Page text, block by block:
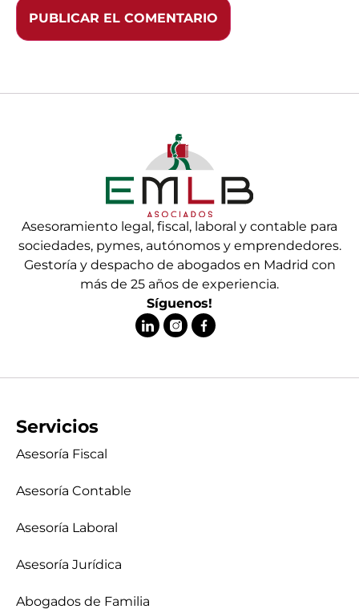
Asesoramiento legal, fiscal, laboral y contable para
sociedades, pymes, autónomos y emprendedores.
Gestoría y despacho de abogados en Madrid con
más de 25 años de experiencia.
Síguenos!
Servicios
Asesoría Fiscal
Asesoría Contable
Asesoría Laboral
Asesoría Jurídica
Abogados de Familia